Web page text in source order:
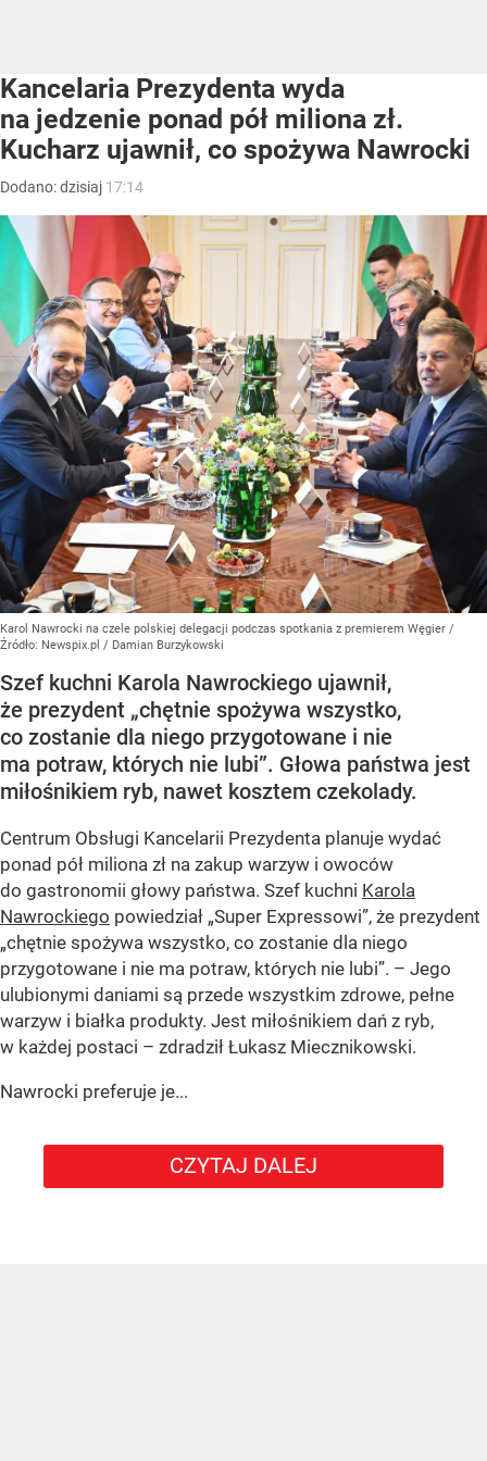
Kancelaria Prezydenta wyda
na jedzenie ponad pół miliona zł.
Kucharz ujawnił, co spożywa Nawrocki
Dodano:dzisiaj 17:14
Karol Nawrocki na czele polskiej delegacji podczas spotkania z premierem Węgier /
Źródło: Newspix.pl / Damian Burzykowski
Szef kuchni Karola Nawrockiego ujawnił,
że prezydent „chętnie spożywa wszystko,
co zostanie dla niego przygotowane i nie
ma potraw, których nie lubi”. Głowa państwa jest
miłośnikiem ryb, nawet kosztem czekolady.
Centrum Obsługi Kancelarii Prezydenta planuje wydać
ponad pół miliona zł na zakup warzyw i owoców
do gastronomii głowy państwa. Szef kuchni Karola
Nawrockiego powiedział „Super Expressowi”, że prezydent
„chętnie spożywa wszystko, co zostanie dla niego
przygotowane i nie ma potraw, których nie lubi”. – Jego
ulubionymi daniami są przede wszystkim zdrowe, pełne
warzyw i białka produkty. Jest miłośnikiem dań z ryb,
w każdej postaci – zdradził Łukasz Miecznikowski.
Nawrocki preferuje je...
CZYTAJ DALEJ